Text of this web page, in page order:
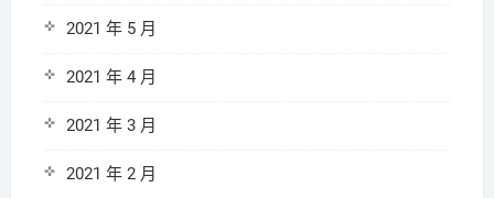
2021 年 5 月
2021 年 4 月
2021 年 3 月
2021 年 2 月